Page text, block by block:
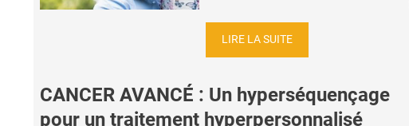
LIRE LA SUITE
CANCER AVANCÉ : Un hyperséquençage
pour un traitement hyperpersonnalisé